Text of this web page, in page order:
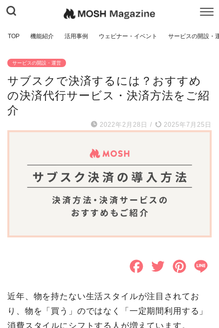
TOP 機能紹介 活用事例 ウェビナー・イベント サービスの開設・
サービスの開設・運営
サブスクで決済するには？おすすめ
の決済代行サービス・決済方法をご紹
介
2022年2月28日 / 2025年7月25日
c i n
近年、物を持たない生活スタイルが注目されてお
り、物を「買う」のではなく「一定期間利用する」
消費スタイルにシフトする人が増えています。